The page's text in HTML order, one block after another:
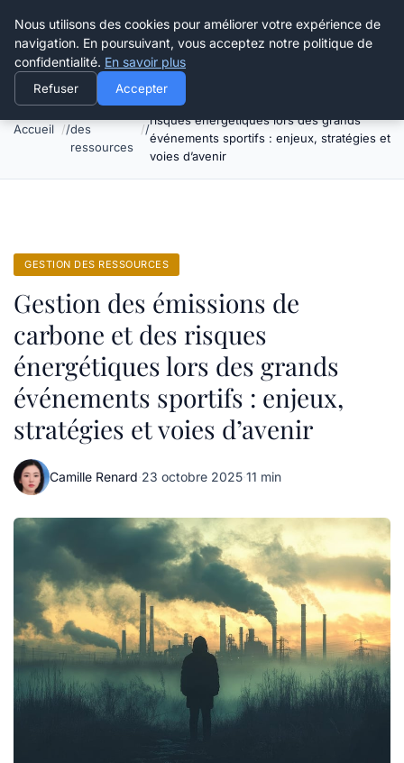
Happy Calyx Farmer
Accueil
des
ressources
Gestion des émissions de carbone et des
risques énergétiques lors des grands
événements sportifs : enjeux, stratégies et
voies d’avenir
GESTION DES RESSOURCES
Gestion des émissions de
carbone et des risques
énergétiques lors des grands
événements sportifs : enjeux,
stratégies et voies d’avenir
Camille Renard·23 octobre 2025·11 min
Nous utilisons des cookies pour améliorer votre expérience de
navigation. En poursuivant, vous acceptez notre politique de
confidentialité. En savoir plus
Refuser Accepter